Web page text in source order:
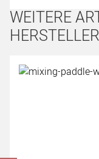
WEITERE
Artikel